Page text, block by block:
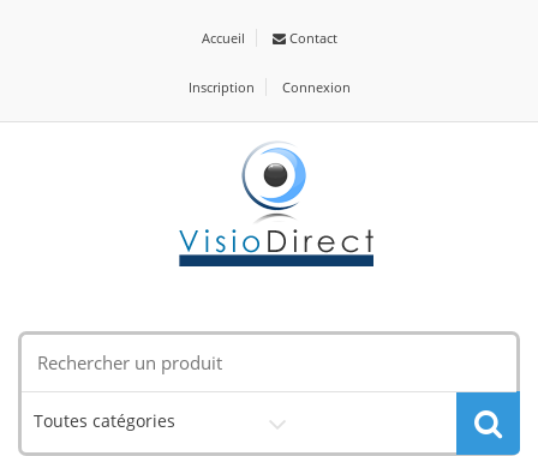
Accueil Contact
Inscription Connexion
Toutes catégories